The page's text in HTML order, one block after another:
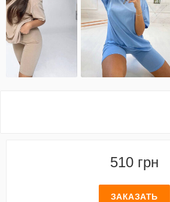
510 грн
ЗАКАЗАТЬ